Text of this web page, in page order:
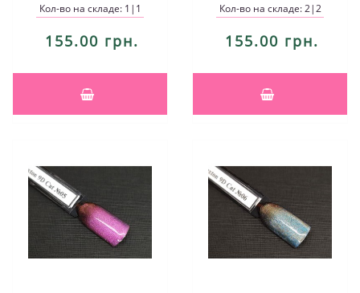
Кол-во на складе: 1|1
155.00 грн.
Кол-во на складе: 2|2
155.00 грн.